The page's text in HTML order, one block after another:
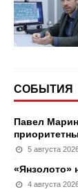
СОБЫТИЯ
Павел
5 августа
«Янзолото»
4 августа